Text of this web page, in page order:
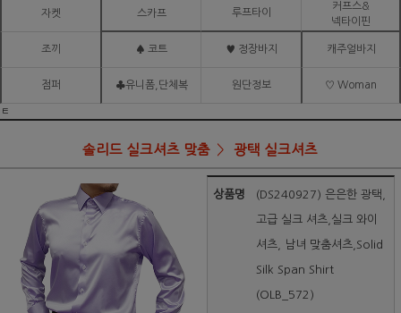
자켓 스카프 루프타이
커프스&
넥타이핀
조끼 ♠ 코트 ♥ 정장바지 캐주얼바지
점퍼 ♣유니폼,단체복 원단정보 ♡ Woman
ㅌ
솔리드 실크셔츠 맞춤 광택 실크셔츠
상품명 (DS240927) 은은한 광택,
고급 실크 셔츠,실크 와이
셔츠, 남녀 맞춤셔츠,Solid
Silk Span Shirt
(OLB_572)